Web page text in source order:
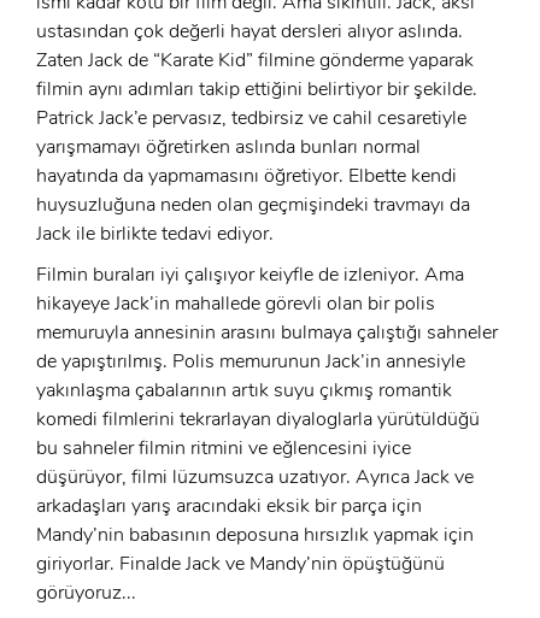
E-Posta:
Şifre:
Beni Hatırla
GIRIŞ
E-Posta:
Şifre:
ÜYE OL
ustasından çok değerli hayat dersleri alıyor aslında.
Zaten Jack de “Karate Kid” filmine gönderme yaparak
filmin aynı adımları takip ettiğini belirtiyor bir şekilde.
Patrick Jack’e pervasız, tedbirsiz ve cahil cesaretiyle
yarışmamayı öğretirken aslında bunları normal
hayatında da yapmamasını öğretiyor. Elbette kendi
huysuzluğuna neden olan geçmişindeki travmayı da
Jack ile birlikte tedavi ediyor.
Filmin buraları iyi çalışıyor keiyfle de izleniyor. Ama
hikayeye Jack’in mahallede görevli olan bir polis
memuruyla annesinin arasını bulmaya çalıştığı sahneler
de yapıştırılmış. Polis memurunun Jack’in annesiyle
yakınlaşma çabalarının artık suyu çıkmış romantik
komedi filmlerini tekrarlayan diyaloglarla yürütüldüğü
bu sahneler filmin ritmini ve eğlencesini iyice
düşürüyor, filmi lüzumsuzca uzatıyor. Ayrıca Jack ve
arkadaşları yarış aracındaki eksik bir parça için
Mandy’nin babasının deposuna hırsızlık yapmak için
giriyorlar. Finalde Jack ve Mandy’nin öpüştüğünü
görüyoruz...